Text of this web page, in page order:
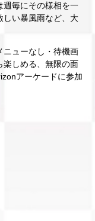
週毎にその様相を一
しい暴風雨など、大
ニューなし・待機画
楽しめる、無限の面
アーケードに参加